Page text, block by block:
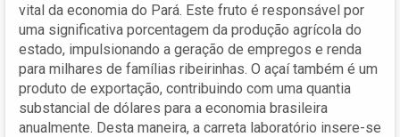
vital da economia do Pará. Este fruto é responsável por
uma significativa porcentagem da produção agrícola do
estado, impulsionando a geração de empregos e renda
para milhares de famílias ribeirinhas. O açaí também é um
produto de exportação, contribuindo com uma quantia
substancial de dólares para a economia brasileira
anualmente. Desta maneira, a carreta laboratório insere-se